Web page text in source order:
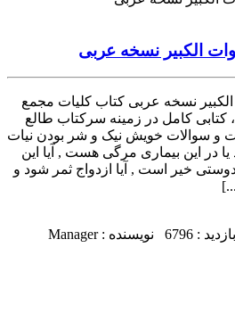
الکبیر نسخه عربی
نسخه عربی کتاب کلیات مجمع
کتابی کامل در زمینه سرکتاب طالع
و سوالات خویش نیک و شر بودن نیات
یا در این بیماری مرگی هست , آیا این
خیر است , آیا ازدواج ثمر شود و
بازدید : 6796
نویسنده : Manager